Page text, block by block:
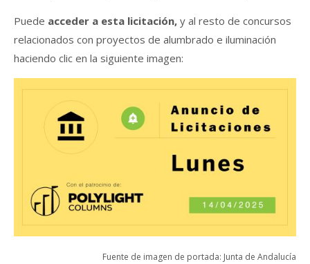
Puede acceder a esta licitación, y al resto de concursos
relacionados con proyectos de alumbrado e iluminación
haciendo clic en la siguiente imagen:
Fuente de imagen de portada: Junta de Andalucía